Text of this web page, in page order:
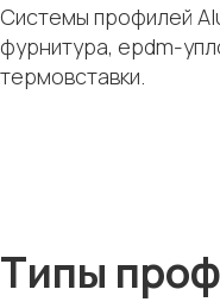
Системы профилей
фурнитура, epdm-
термовставки.
Типы